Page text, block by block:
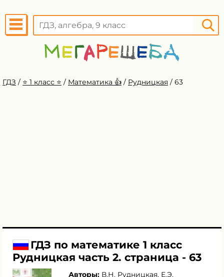
ГДЗ / ⭐️ 1 класс ⭐️ / Математика 👍 / Рудницкая / 63
ГДЗ по математике 1 класс
Рудницкая часть 2. страница - 63
Авторы: В.Н. Рудницкая, Е.Э.